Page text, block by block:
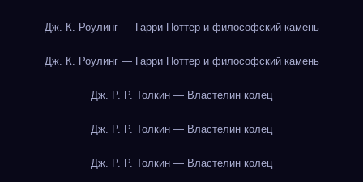
Дж. К. Роулинг — Гарри Поттер и философский камень
Дж. К. Роулинг — Гарри Поттер и философский камень
Дж. Р. Р. Толкин — Властелин колец
Дж. Р. Р. Толкин — Властелин колец
Дж. Р. Р. Толкин — Властелин колец